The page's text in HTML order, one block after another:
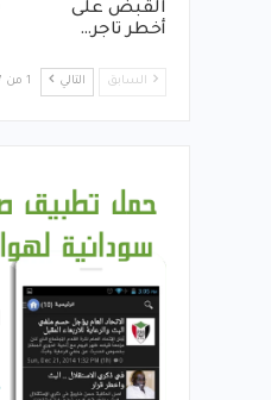
القبض على
أخطر تاجر…
السابق التالي 1 من 377